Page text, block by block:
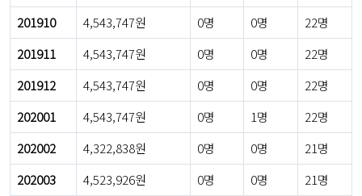
201910
4,543,747원 0명 0명
22명
201911
4,543,747원 0명 0명
22명
201912
4,543,747원 0명 0명
22명
202001
4,543,747원 0명 1명
22명
202002
4,322,838원 0명 0명
21명
202003
4,523,926원 0명 0명
21명